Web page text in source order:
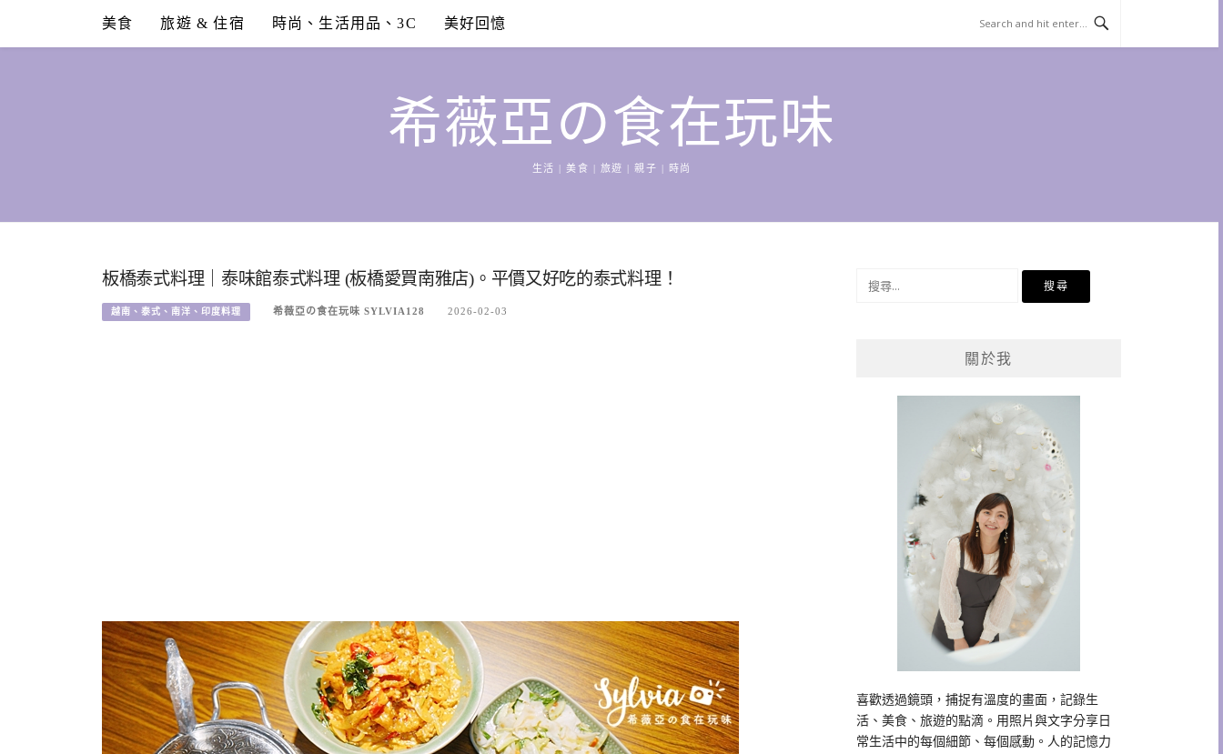
content
美食 旅遊 & 住宿 時尚、生活用品、3C 美好回憶
希薇亞の食在玩味
生活 | 美食 | 旅遊 | 親子 | 時尚
板橋泰式料理｜泰味館泰式料理 (板橋愛買南雅店)。平價又好吃的泰式料理！
越南、泰式、南洋、印度料理 希薇亞の食在玩味 SYLVIA128 2026-02-03
關於我
喜歡透過鏡頭，捕捉有溫度的畫面，記錄生
活、美食、旅遊的點滴。用照片與文字分享日
常生活中的每個細節、每個感動。人的記憶力